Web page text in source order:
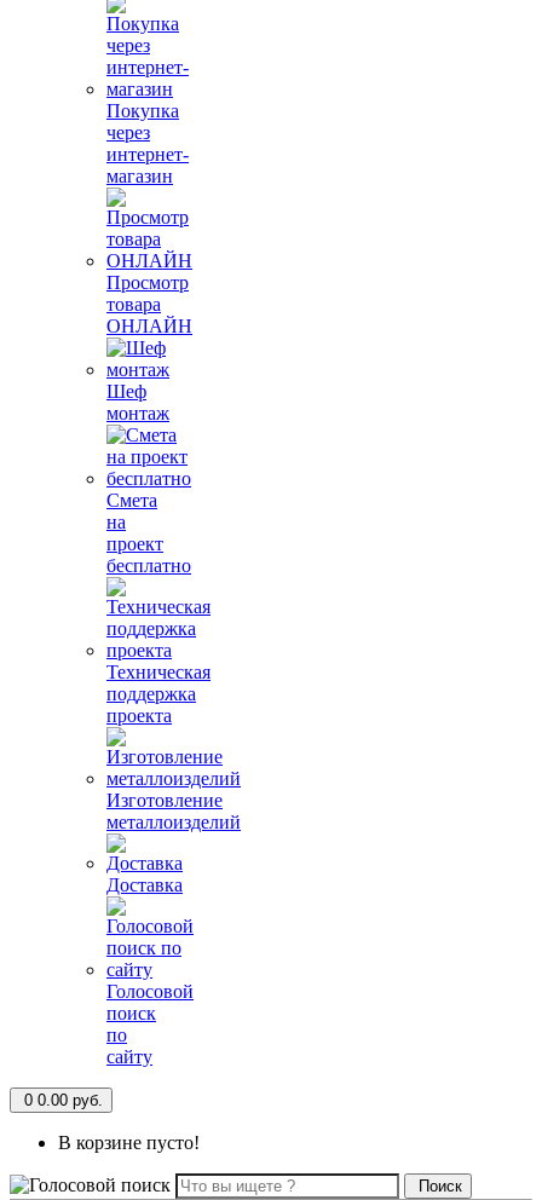
Покупка
через
интернет-
магазин
Просмотр
товара
ОНЛАЙН
Шеф
монтаж
Смета
на
проект
бесплатно
Техническая
поддержка
проекта
Изготовление
металлоизделий
Доставка
Голосовой
поиск
по
сайту
0 0.00 руб.
В корзине пусто!
Поиск